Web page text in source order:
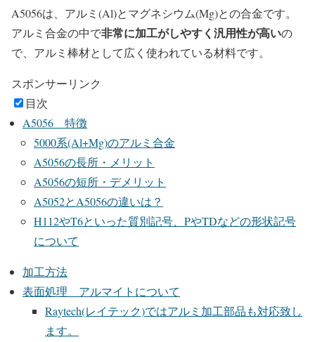
A5056は、アルミ(Al)とマグネシウム(Mg)との合金です。
アルミ合金の中で非常に加工がしやすく汎用性が高いの
で、アルミ棒材として広く使われている材料です。
スポンサーリンク
目次
A5056 特徴
5000系(Al+Mg)のアルミ合金
A5056の長所・メリット
A5056の短所・デメリット
A5052とA5056の違いは？
H112やT6といった質別記号、PやTDなどの形状記号
について
加工方法
表面処理 アルマイトについて
Raytech(レイテック)ではアルミ加工部品も対応致し
ます。